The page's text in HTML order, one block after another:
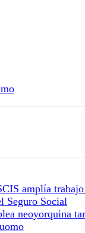
amplía
Seguro Social
neoyorquina